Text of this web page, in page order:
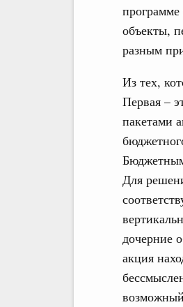
объекты,
разным
Из тех,
Первая –
пакетами
Для
дочерние
акция